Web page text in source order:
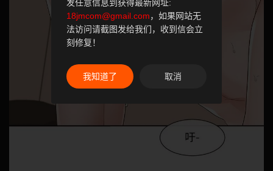
发任意信息到获得最新网址:
18jmcom@gmail.com，如果网站无
法访问请截图发给我们，收到信会立
刻修复！
我知道了 取消